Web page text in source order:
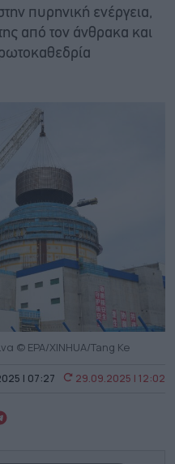
πυρηνική ενέργεια,
από τον άνθρακα και
© EPA/XINHUA/Tang Ke
| 07:27 29.09.2025 | 12:02